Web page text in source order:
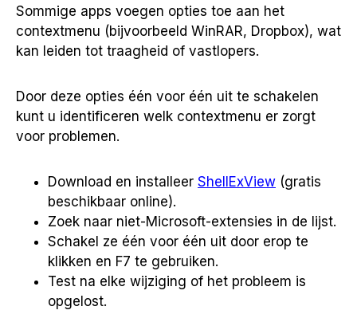
Sommige apps voegen opties toe aan het
contextmenu (bijvoorbeeld WinRAR, Dropbox), wat
kan leiden tot traagheid of vastlopers.
Door deze opties één voor één uit te schakelen
kunt u identificeren welk contextmenu er zorgt
voor problemen.
Download en installeer ShellExView (gratis
beschikbaar online).
Zoek naar niet-Microsoft-extensies in de lijst.
Schakel ze één voor één uit door erop te
klikken en F7 te gebruiken.
Test na elke wijziging of het probleem is
opgelost.